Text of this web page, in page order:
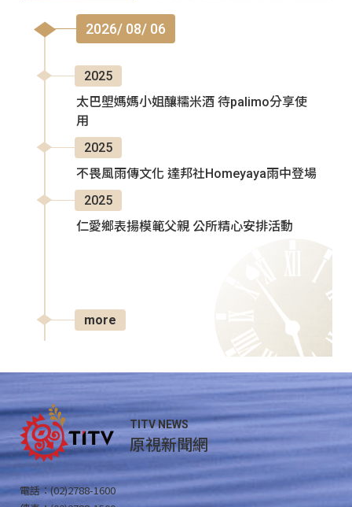
2026/ 08/ 06
2025
太巴塱媽媽小姐釀糯米酒 待palimo分享使
用
2025
不畏風雨傳文化 達邦社Homeyaya雨中登場
2025
仁愛鄉表揚模範父親 公所精心安排活動
more
TITV NEWS
原視新聞網
電話：(02)2788-1600